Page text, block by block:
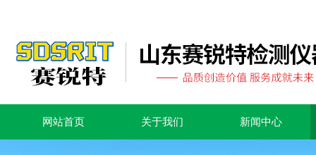
网站首页 关于我们 新闻中心